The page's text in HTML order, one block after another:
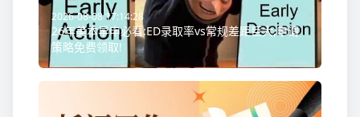
2026-08-08 17:14:28
26年美本早申必看:ED录取率vs常规差距巨大,申请
策略免费领取!